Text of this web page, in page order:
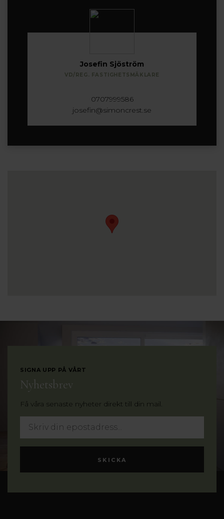
Josefin Sjöström
VD/REG. FASTIGHETSMÄKLARE
0707999586
josefin@simoncrest.se
SIGNA UPP PÅ VÅRT
Nyhetsbrev
Få våra senaste nyheter direkt till din mail.